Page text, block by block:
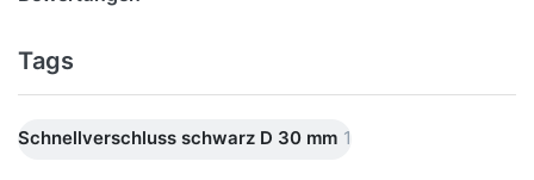
Tags
Schnellverschluss schwarz D 30 mm 1